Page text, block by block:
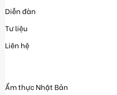
Diễn đàn
Tư liệu
Liên hệ
Ẩm thực Nhật Bản